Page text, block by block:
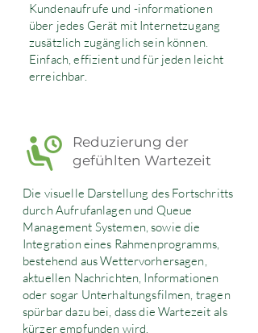
Kundenaufrufe und -informationen
über jedes Gerät mit Internetzugang
zusätzlich zugänglich sein können.
Einfach, effizient und für jeden leicht
erreichbar.
Reduzierung der
gefühlten Wartezeit
Die visuelle Darstellung des Fortschritts
durch Aufrufanlagen und Queue
Management Systemen, sowie die
Integration eines Rahmenprogramms,
bestehend aus Wettervorhersagen,
aktuellen Nachrichten, Informationen
oder sogar Unterhaltungsfilmen, tragen
spürbar dazu bei, dass die Wartezeit als
kürzer empfunden wird.